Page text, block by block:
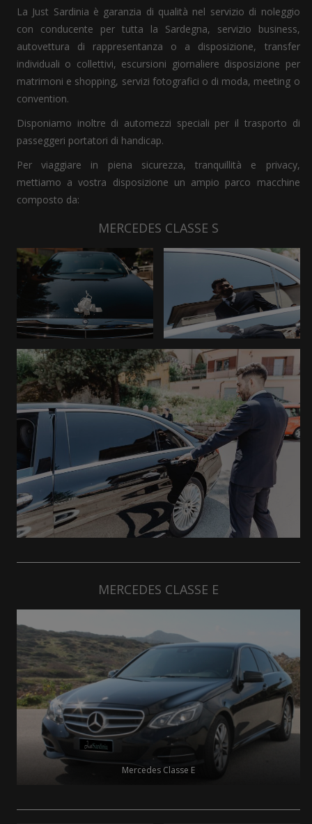
La Just Sardinia è garanzia di qualità nel servizio di noleggio
con conducente per tutta la Sardegna, servizio business,
autovettura di rappresentanza o a disposizione, transfer
individuali o collettivi, escursioni giornaliere disposizione per
matrimoni e shopping, servizi fotografici o di moda, meeting o
convention.
Disponiamo inoltre di automezzi speciali per il trasporto di
passeggeri portatori di handicap.
Per viaggiare in piena sicurezza, tranquillità e privacy,
mettiamo a vostra disposizione un ampio parco macchine
composto da:
MERCEDES CLASSE S
MERCEDES CLASSE E
Mercedes Classe E